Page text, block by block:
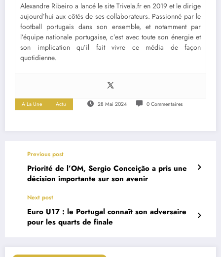
Alexandre Ribeiro a lancé le site Trivela.fr en 2019 et le dirige
aujourd’hui aux côtés de ses collaborateurs. Passionné par le
football portugais dans son ensemble, et notamment par
l’équipe nationale portugaise, c’est avec toute son énergie et
son implication qu’il fait vivre ce média de façon
quotidienne.
A La Une Actu 28 Mai 2024 0 Commentaires
Previous post
Priorité de l’OM, Sergio Conceição a pris une
décision importante sur son avenir
Next post
Euro U17 : le Portugal connaît son adversaire
pour les quarts de finale